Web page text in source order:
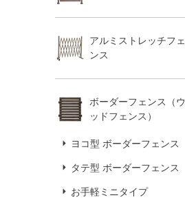
アルミストレッチフェ
ンス
ボーダーフェンス（ウ
ッドフェンス）
ヨコ型 ボーダーフェンス
タテ型 ボーダーフェンス
お手軽ミニタイプ